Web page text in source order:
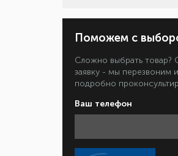
Поможем с
Сложно выбрать товар?
заявку - мы перезвоним и
подробно
Ваш телефон